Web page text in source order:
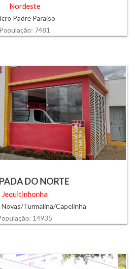
Nordeste
Padre Paraíso
População: 7481
DO NORTE
Jequitinhonha
Turmalina/Capelinha
14935